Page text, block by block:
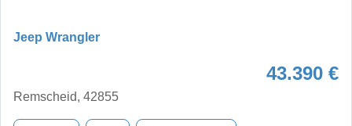
Jeep Wrangler
43.390 €
Remscheid, 42855